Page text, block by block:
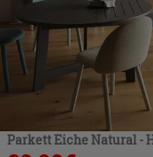
Parkett Eiche Natural -